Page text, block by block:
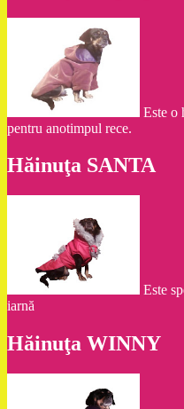
Este o
pentru anotimpul rece.
Hăinuţa SANTA
Este
iarnă
Hăinuţa WINNY